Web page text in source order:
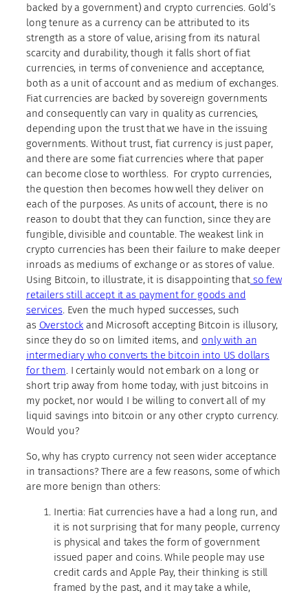
backed by a government) and crypto currencies. Gold’s
long tenure as a currency can be attributed to its
strength as a store of value, arising from its natural
scarcity and durability, though it falls short of fiat
currencies, in terms of convenience and acceptance,
both as a unit of account and as medium of exchanges.
Fiat currencies are backed by sovereign governments
and consequently can vary in quality as currencies,
depending upon the trust that we have in the issuing
governments. Without trust, fiat currency is just paper,
and there are some fiat currencies where that paper
can become close to worthless. For crypto currencies,
the question then becomes how well they deliver on
each of the purposes. As units of account, there is no
reason to doubt that they can function, since they are
fungible, divisible and countable. The weakest link in
crypto currencies has been their failure to make deeper
inroads as mediums of exchange or as stores of value.
Using Bitcoin, to illustrate, it is disappointing thatso few
retailers still accept it as payment for goods and
services. Even the much hyped successes, such
as Overstock and Microsoft accepting Bitcoin is illusory,
since they do so on limited items, and only with an
intermediary who converts the bitcoin into US dollars
for them. I certainly would not embark on a long or
short trip away from home today, with just bitcoins in
my pocket, nor would I be willing to convert all of my
liquid savings into bitcoin or any other crypto currency.
Would you?
So, why has crypto currency not seen wider acceptance
in transactions? There are a few reasons, some of which
are more benign than others:
Inertia: Fiat currencies have a had a long run, and
it is not surprising that for many people, currency
is physical and takes the form of government
issued paper and coins. While people may use
credit cards and Apple Pay, their thinking is still
framed by the past, and it may take a while,